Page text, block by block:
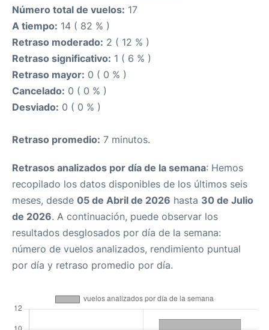
Número total de vuelos: 17
A tiempo: 14 ( 82 % )
Retraso moderado: 2 ( 12 % )
Retraso significativo: 1 ( 6 % )
Retraso mayor: 0 ( 0 % )
Cancelado: 0 ( 0 % )
Desviado: 0 ( 0 % )
Retraso promedio: 7 minutos.
Retrasos analizados por día de la semana: Hemos
recopilado los datos disponibles de los últimos seis
meses, desde 05 de Abril de 2026 hasta 30 de Julio
de 2026. A continuación, puede observar los
resultados desglosados por día de la semana:
número de vuelos analizados, rendimiento puntual
por día y retraso promedio por día.